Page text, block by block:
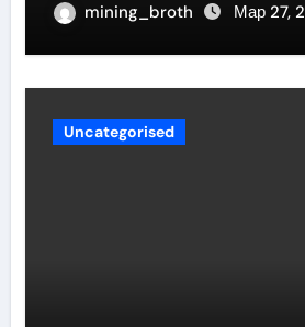
mining_broth Мар 27,
Uncategorised